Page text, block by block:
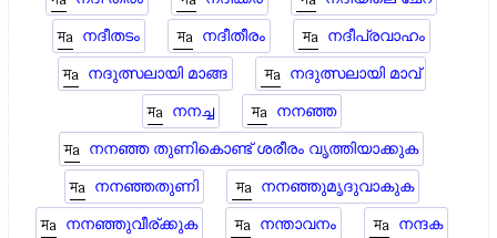
നദീതടം
നദീതീരം
നദീപ്രവാഹം
നദുത്സലായി മാങ്ങ
നദുത്സലായി മാവ്
നനച്ച
നനഞ്ഞ
നനഞ്ഞ തുണികൊണ്ട് ശരീരം വൃത്തിയാക്കുക
നനഞ്ഞതുണി
നനഞ്ഞുമൃദുവാകുക
നനഞ്ഞുവീര്ക്കുക
നന്താവനം
നന്ദക